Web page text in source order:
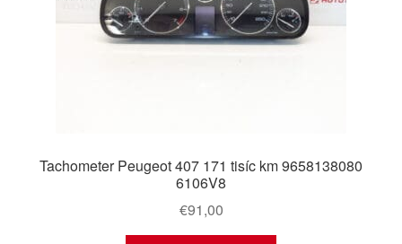
Tachometer Peugeot 407 171 tisíc km 9658138080
6106V8
€91,00